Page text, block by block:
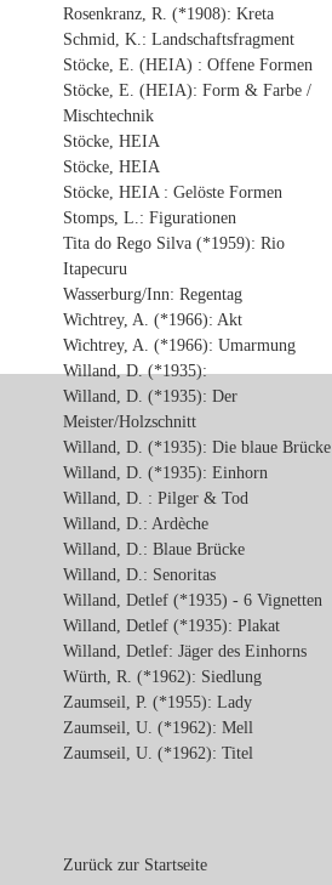
Rosenkranz, R. (*1908): Kreta
Schmid, K.: Landschaftsfragment
Stöcke, E. (HEIA) : Offene Formen
Stöcke, E. (HEIA): Form & Farbe /
Mischtechnik
Stöcke, HEIA
Stöcke, HEIA
Stöcke, HEIA : Gelöste Formen
Stomps, L.: Figurationen
Tita do Rego Silva (*1959): Rio
Itapecuru
Wasserburg/Inn: Regentag
Wichtrey, A. (*1966): Akt
Wichtrey, A. (*1966): Umarmung
Willand, D. (*1935):
Willand, D. (*1935): Der
Meister/Holzschnitt
Willand, D. (*1935): Die blaue Brücke
Willand, D. (*1935): Einhorn
Willand, D. : Pilger & Tod
Willand, D.: Ardèche
Willand, D.: Blaue Brücke
Willand, D.: Senoritas
Willand, Detlef (*1935) - 6 Vignetten
Willand, Detlef (*1935): Plakat
Willand, Detlef: Jäger des Einhorns
Würth, R. (*1962): Siedlung
Zaumseil, P. (*1955): Lady
Zaumseil, U. (*1962): Mell
Zaumseil, U. (*1962): Titel
Zurück zur Startseite